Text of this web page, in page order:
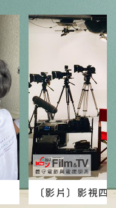
〔影片〕影視四